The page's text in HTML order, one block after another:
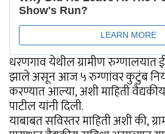
धरणगाव येथील ग्रामीण रुग्णालयात
झाले असून आज ५ रुग्णांवर कुटुंब
करण्यात आल्या, अशी माहिती
पाटील यांनी दिली.
याबाबत सविस्तर माहिती अशी की,